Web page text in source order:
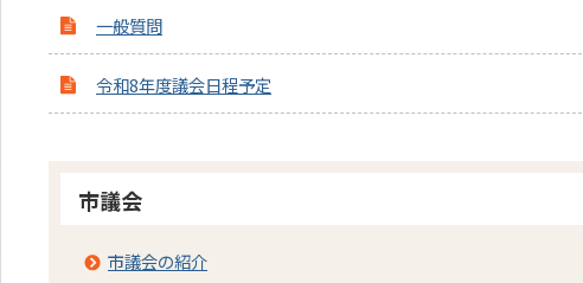
一般質問
令和8年度議会日程予定
市議会
市議会の紹介